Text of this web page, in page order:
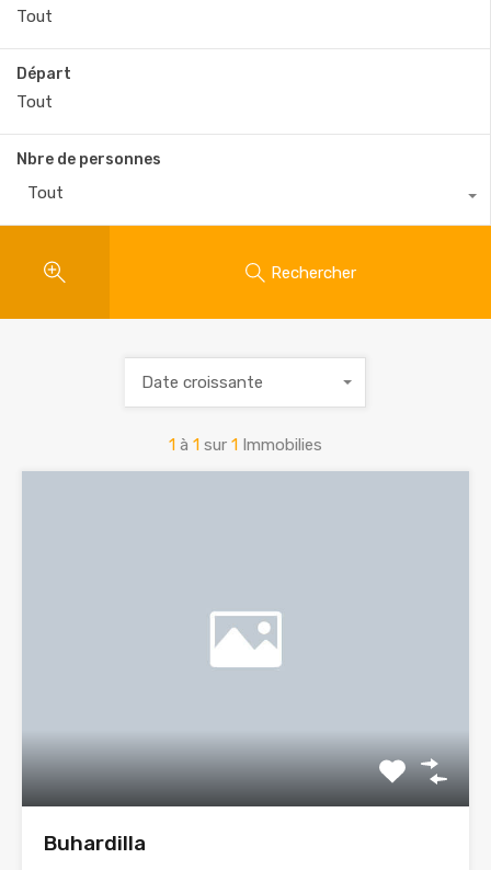
Départ
Nbre de personnes
Tout
Rechercher
1 à 1 sur 1 Immobilies
Date croissante
Buhardilla